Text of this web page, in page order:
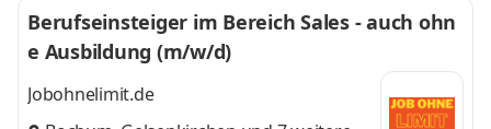
Berufseinsteiger im Bereich Sales - auch ohn
e Ausbildung (m/w/d)
Jobohnelimit.de